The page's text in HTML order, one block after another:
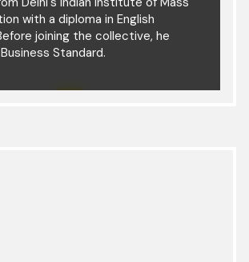
with a diploma in English
joining the collective, he
Standard.